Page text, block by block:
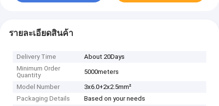
รายละเอียดสินค้า
Delivery Time
About 20Days
Minimum Order
Quantity
5000meters
Model Number
3x6.0+2x2.5mm²
Packaging Details
Based on your needs